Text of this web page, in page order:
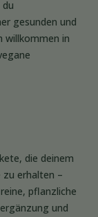
gesunden und
willkommen in
die deinem
zu erhalten –
pflanzliche
und